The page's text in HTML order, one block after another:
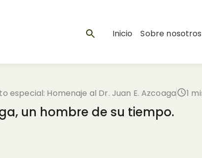
Inicio Sobre nosotros
especial: Homenaje al Dr. Juan E. Azcoaga 1
un hombre de su tiempo.